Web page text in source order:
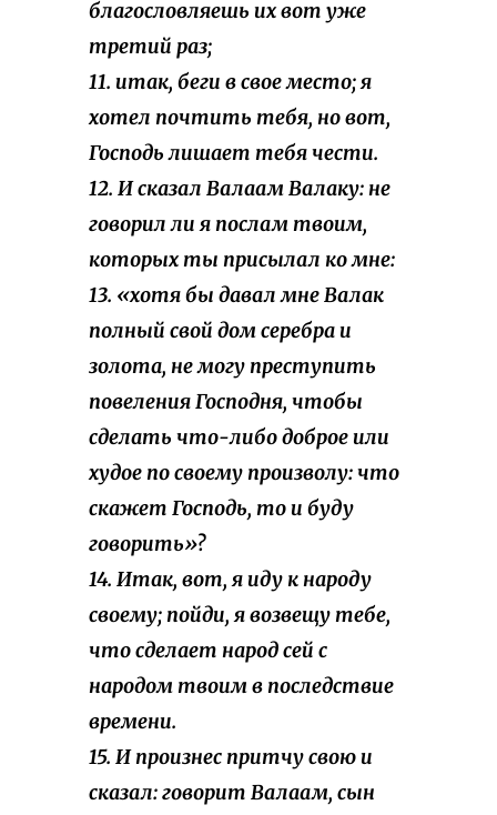
благословляешь их вот уже
третий раз;
11. итак, беги в свое место; я
хотел почтить тебя, но вот,
Господь лишает тебя чести.
12. И сказал Валаам Валаку: не
говорил ли я послам твоим,
которых ты присылал ко мне:
13. «хотя бы давал мне Валак
полный свой дом серебра и
золота, не могу преступить
повеления Господня, чтобы
сделать что-либо доброе или
худое по своему произволу: что
скажет Господь, то и буду
говорить»?
14. Итак, вот, я иду к народу
своему; пойди, я возвещу тебе,
что сделает народ сей с
народом твоим в последствие
времени.
15. И произнес притчу свою и
сказал: говорит Валаам, сын